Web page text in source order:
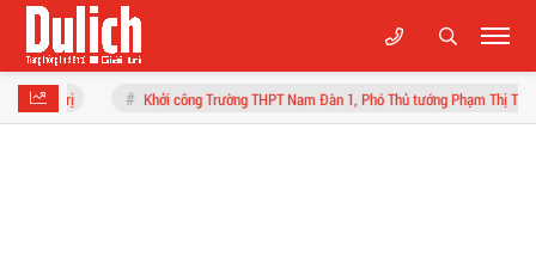
công Trường THPT Nam Đàn 1, Phó Thủ tướng Phạm Thị Thanh Trà kỳ vọng môi